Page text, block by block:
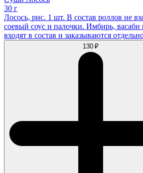
30 г
Лосось, рис. 1 шт. В состав роллов не
соевый соус и палочки. Имбирь, васаби
входят в состав и заказываются
130 ₽